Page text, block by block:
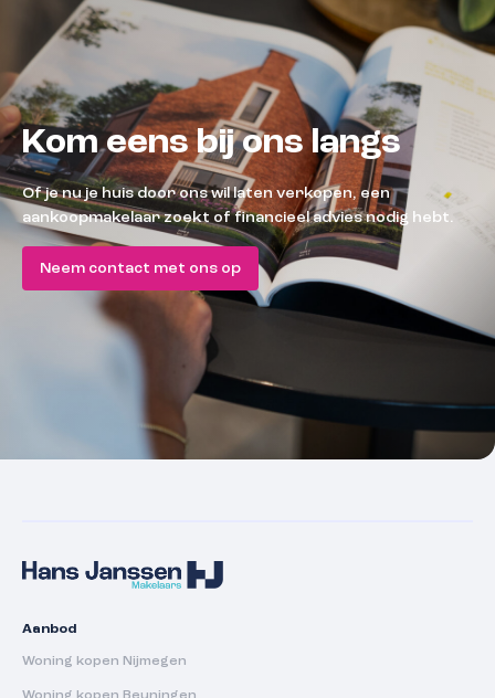
Kom eens bij ons langs
Of je nu je huis door ons wil laten verkopen, een
aankoopmakelaar zoekt of financieel advies nodig hebt.
Neem contact met ons op
Aanbod
Woning kopen Nijmegen